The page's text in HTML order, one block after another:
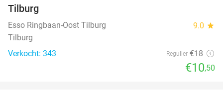
Tilburg
Esso Ringbaan-Oost Tilburg 9.0 star
Tilburg
Verkocht: 343
Regulier €18
€10,50